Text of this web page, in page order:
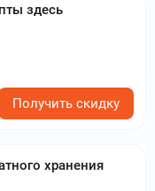
здесь
Получить скидку
хранения